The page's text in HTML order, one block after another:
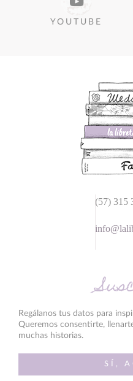
YOUTUBE
(57) 315
Regálanos tus datos para
Queremos consentirte,
muchas historias.
SÍ,